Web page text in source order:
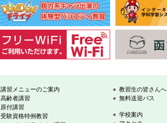
講習メニューのご案内
高齢者講習
原付講習
受験資格特例教習
教習生の皆さんへ
無料送迎バス
学校案内